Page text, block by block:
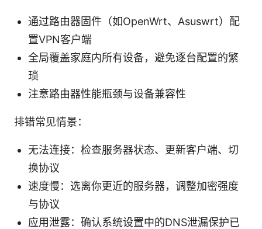
通过路由器固件（如OpenWrt、Asuswrt）配
置VPN客户端
全局覆盖家庭内所有设备，避免逐台配置的繁
琐
注意路由器性能瓶颈与设备兼容性
排错常见情景：
无法连接：检查服务器状态、更新客户端、切
换协议
速度慢：选离你更近的服务器，调整加密强度
与协议
应用泄露：确认系统设置中的DNS泄漏保护已